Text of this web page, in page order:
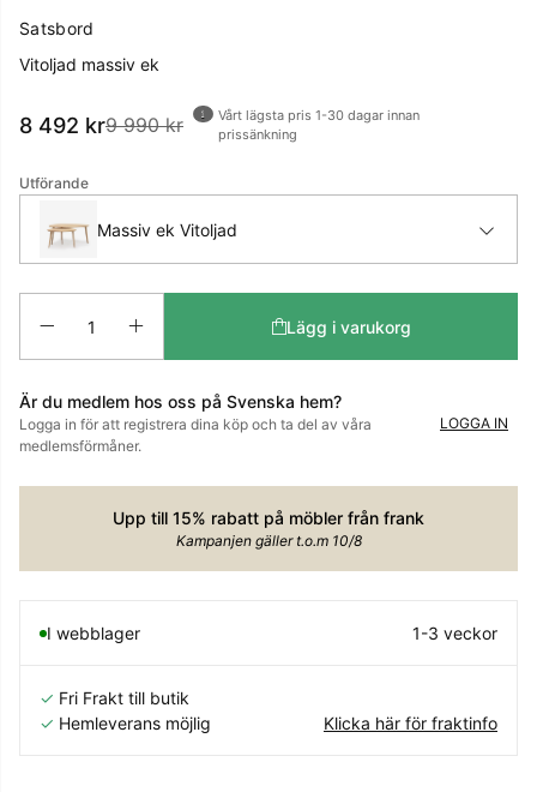
Satsbord
Vitoljad massiv ek
8 492 kr9 990 kr
Vårt lägsta pris 1-30 dagar innan
prissänkning
Utförande
Massiv ek Vitoljad
Lägg i varukorg
Är du medlem hos oss på Svenska hem?
Logga in för att registrera dina köp och ta del av våra
medlemsförmåner.
LOGGA IN
Upp till 15% rabatt på möbler från frank
Kampanjen gäller t.o.m 10/8
I webblager 1-3 veckor
✓ Fri Frakt till butik
✓ Hemleverans möjlig Klicka här för fraktinfo